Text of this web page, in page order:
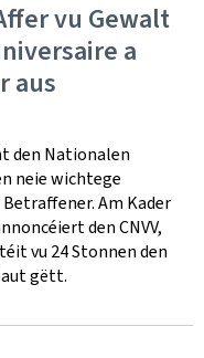
vu Gewalt
a
aus
den Nationalen
neie wichtege
Am Kader
den CNVV,
vu 24 Stonnen den
gëtt.